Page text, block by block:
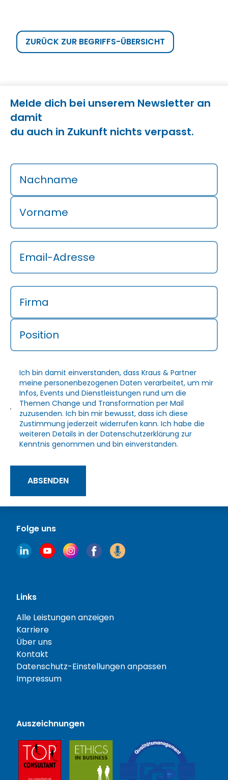
ZURÜCK ZUR BEGRIFFS-ÜBERSICHT
Folge uns
Links
Alle Leistungen anzeigen
Karriere
Über uns
Kontakt
Datenschutz-Einstellungen anpassen
Impressum
Auszeichnungen
Melde dich bei unserem Newsletter an
damit
du auch in Zukunft nichts verpasst.
Nachname
Vorname
Email-Adresse
Firma
Position
Ich bin damit einverstanden, dass Kraus & Partner
meine personenbezogenen Daten verarbeitet, um mir
Infos, Events und Dienstleistungen rund um die
Themen Change und Transformation per Mail
zuzusenden. Ich bin mir bewusst, dass ich diese
Zustimmung jederzeit widerrufen kann. Ich habe die
weiteren Details in derDatenschutzerklärung zur
Kenntnis genommen und bin einverstanden.
ABSENDEN